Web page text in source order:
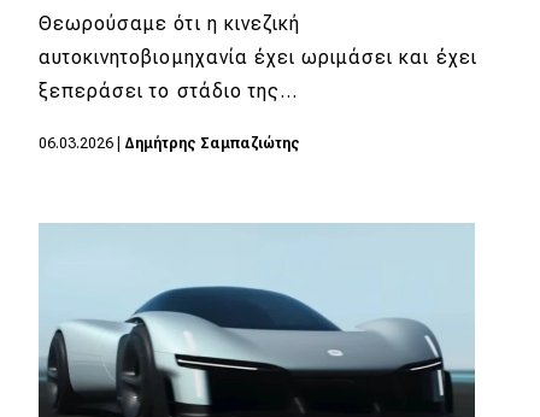
Παρουσιάσεις
Οδηγός αγοράς
Συμβουλές
Θεωρούσαμε ότι η κινεζική
αυτοκινητοβιομηχανία έχει ωριμάσει και έχει
ξεπεράσει το στάδιο της…
06.03.2026 Δημήτρης Σαμπαζιώτης